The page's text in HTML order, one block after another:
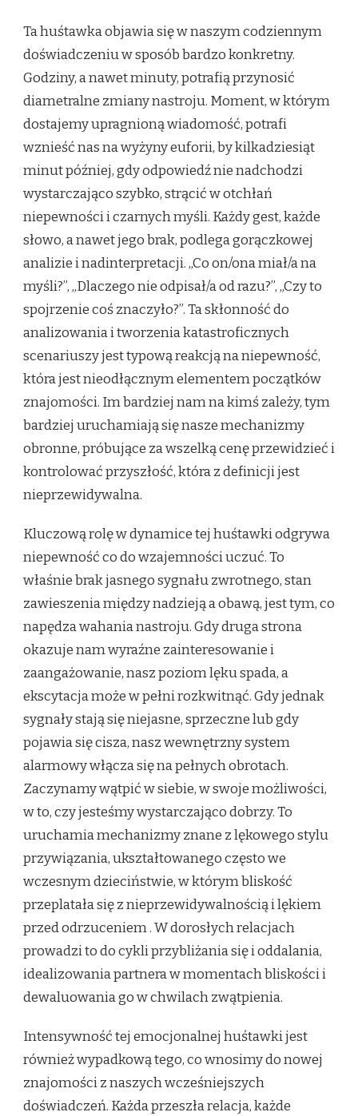
Ta huśtawka objawia się w naszym codziennym
doświadczeniu w sposób bardzo konkretny.
Godziny, a nawet minuty, potrafią przynosić
diametralne zmiany nastroju. Moment, w którym
dostajemy upragnioną wiadomość, potrafi
wznieść nas na wyżyny euforii, by kilkadziesiąt
minut później, gdy odpowiedź nie nadchodzi
wystarczająco szybko, strącić w otchłań
niepewności i czarnych myśli. Każdy gest, każde
słowo, a nawet jego brak, podlega gorączkowej
analizie i nadinterpretacji. „Co on/ona miał/a na
myśli?”, „Dlaczego nie odpisał/a od razu?”, „Czy to
spojrzenie coś znaczyło?”. Ta skłonność do
analizowania i tworzenia katastroficznych
scenariuszy jest typową reakcją na niepewność,
która jest nieodłącznym elementem początków
znajomości. Im bardziej nam na kimś zależy, tym
bardziej uruchamiają się nasze mechanizmy
obronne, próbujące za wszelką cenę przewidzieć i
kontrolować przyszłość, która z definicji jest
nieprzewidywalna.
Kluczową rolę w dynamice tej huśtawki odgrywa
niepewność co do wzajemności uczuć. To
właśnie brak jasnego sygnału zwrotnego, stan
zawieszenia między nadzieją a obawą, jest tym, co
napędza wahania nastroju. Gdy druga strona
okazuje nam wyraźne zainteresowanie i
zaangażowanie, nasz poziom lęku spada, a
ekscytacja może w pełni rozkwitnąć. Gdy jednak
sygnały stają się niejasne, sprzeczne lub gdy
pojawia się cisza, nasz wewnętrzny system
alarmowy włącza się na pełnych obrotach.
Zaczynamy wątpić w siebie, w swoje możliwości,
w to, czy jesteśmy wystarczająco dobrzy. To
uruchamia mechanizmy znane z lękowego stylu
przywiązania, ukształtowanego często we
wczesnym dzieciństwie, w którym bliskość
przeplatała się z nieprzewidywalnością i lękiem
przed odrzuceniem. W dorosłych relacjach
prowadzi to do cykli przybliżania się i oddalania,
idealizowania partnera w momentach bliskości i
dewaluowania go w chwilach zwątpienia.
Intensywność tej emocjonalnej huśtawki jest
również wypadkową tego, co wnosimy do nowej
znajomości z naszych wcześniejszych
doświadczeń. Każda przeszła relacja, każde